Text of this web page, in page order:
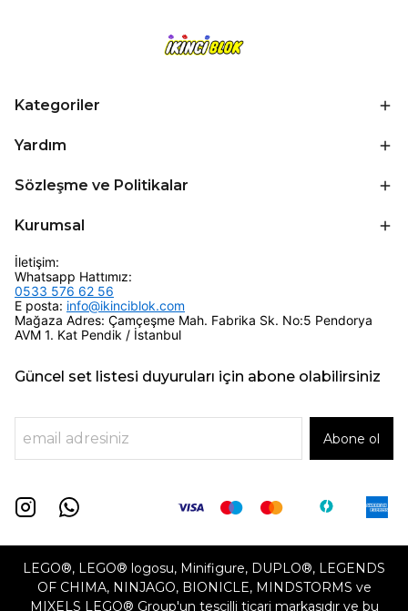
Kategoriler
Yardım
Sözleşme ve Politikalar
Kurumsal
İletişim:
Whatsapp Hattımız:
0533 576 62 56
E posta: info@ikinciblok.com
Mağaza Adres: Çamçeşme Mah. Fabrika Sk. No:5 Pendorya
AVM 1. Kat Pendik / İstanbul
Güncel set listesi duyuruları için abone olabilirsiniz
Abone ol
LEGO®, LEGO® logosu, Minifigure, DUPLO®, LEGENDS
OF CHIMA, NINJAGO, BIONICLE, MINDSTORMS ve
MIXELS LEGO® Group'un tescilli ticari markasıdır ve bu